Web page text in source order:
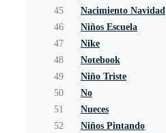
45
Nacimiento Navidad
46
Niños Escuela
47
Nike
48
Notebook
49
Niño Triste
50
No
51
Nueces
52
Niños Pintando